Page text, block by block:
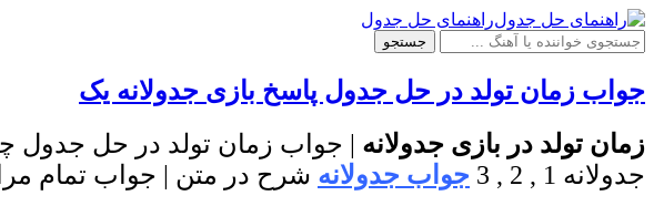
راهنمای حل جدول
جستجو
جواب زمان تولد در حل جدول پاسخ بازی جدولانه یک
زمان تولد در بازی جدولانه | جواب زمان تولد در حل جدول
جدولانه 1 , 2 , 3
جواب جدولانه شرح در متن | جواب تمام